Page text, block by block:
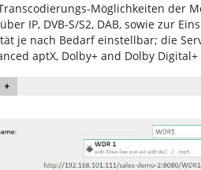
Möglichkeiten der
IP, DVB-S/S2, DAB, sowie zur
je nach Bedarf einstellbar; die
aptX, Dolby+ and Dolby